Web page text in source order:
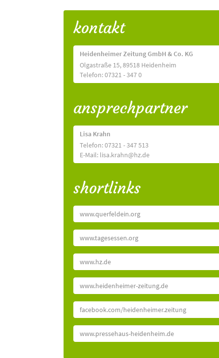
kontakt
Heidenheimer Zeitung GmbH & Co. KG
Olgastraße 15, 89518 Heidenheim
Telefon: 07321 - 347 0
ansprechpartner
Lisa Krahn
Telefon: 07321 - 347 513
E-Mail: lisa.krahn@hz.de
shortlinks
www.querfeldein.org
www.tagesessen.org
www.hz.de
www.heidenheimer-zeitung.de
facebook.com/heidenheimer.zeitung
www.pressehaus-heidenheim.de